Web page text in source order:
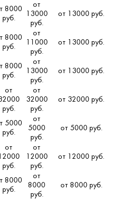
8000
руб.
от
13000
руб.
от 13000 руб.
8000
руб.
от
11000
руб.
от 13000 руб.
8000
руб.
от
13000
руб.
от 13000 руб.
от
руб.
от
32000
руб.
от 32000 руб.
5000
руб.
от
5000
руб.
от 5000 руб.
от
руб.
от
12000
руб.
от 12000 руб.
8000
руб.
от
8000
руб.
от 8000 руб.